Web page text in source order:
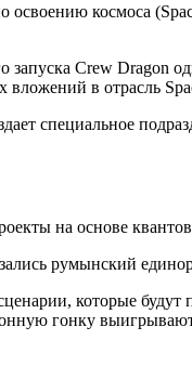
космоса
Crew Dragon
в отрасль
специальное
на основе
румынский
которые будут
гонку